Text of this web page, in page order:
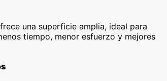
una superficie amplia, ideal para
tiempo, menor esfuerzo y mejores